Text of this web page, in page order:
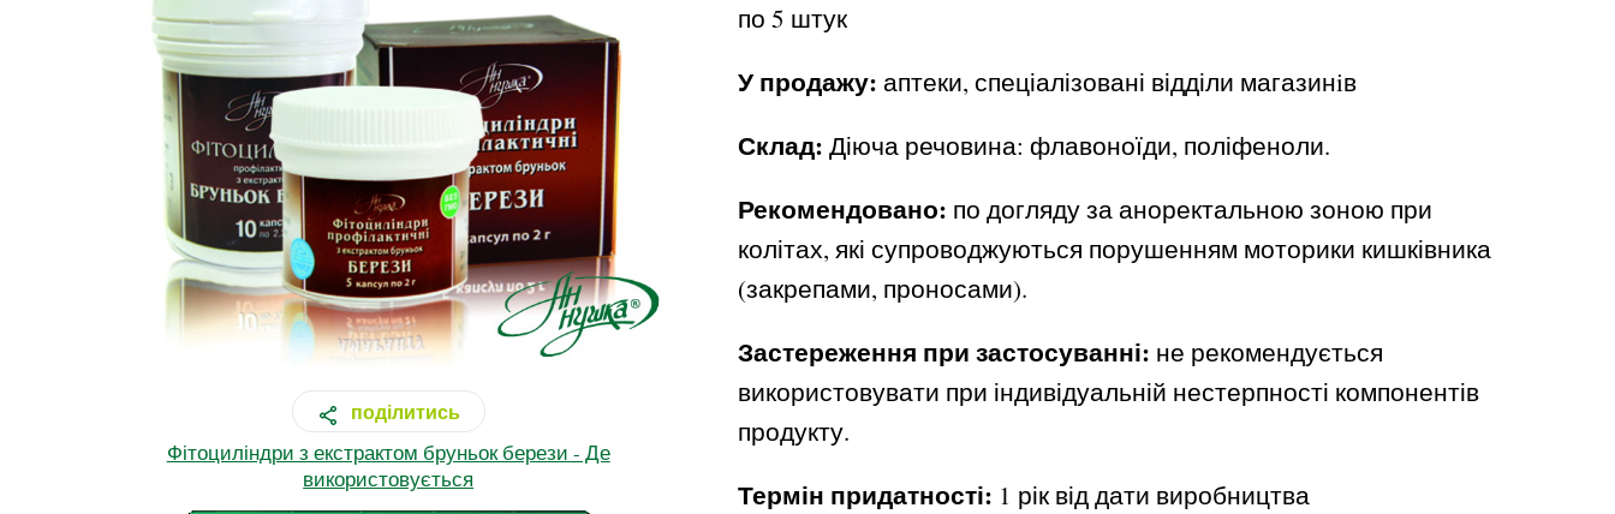
поділитись
Фітоциліндри з екстрактом бруньок берези - Де
використовується
по 5 штук
У продажу: аптеки, спеціалізовані відділи магазинiв
Склад: Діюча речовина: флавоноїди, поліфеноли.
Рекомендовано: по догляду за аноректальною зоною при
колітах, які супроводжуються порушенням моторики кишківника
(закрепами, проносами).
Застереження при застосуванні: не рекомендується
використовувати при індивідуальній нестерпності компонентів
продукту.
Термін придатності: 1 рік від дати виробництва